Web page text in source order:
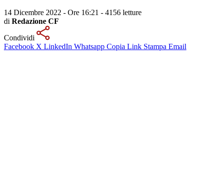
14 Dicembre 2022 - Ore 16:21 - 4156 letture
di Redazione CF
Condividi
Facebook X LinkedIn Whatsapp Copia Link Stampa Email